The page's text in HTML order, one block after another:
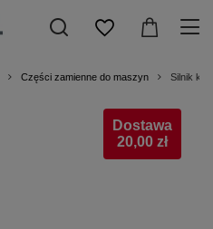
Części zamienne do maszyn Silnik
Dostawa
20,00 zł